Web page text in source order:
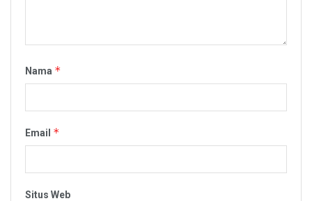
Nama *
Email *
Situs Web